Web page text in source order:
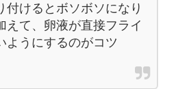
付けるとボソボソになり
えて、卵液が直接フライ
ようにするのがコツ